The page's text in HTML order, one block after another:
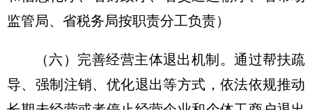
监管局、省税务局按职责分工负责）
（六）完善经营主体退出机制。通过帮扶疏
导、强制注销、优化退出等方式，依法依规推动